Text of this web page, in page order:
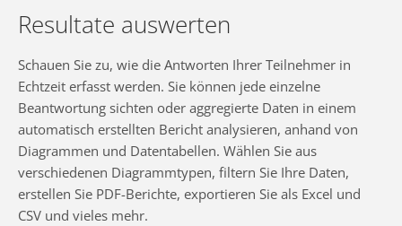
Resultate auswerten
Schauen Sie zu, wie die Antworten Ihrer Teilnehmer in
Echtzeit erfasst werden. Sie können jede einzelne
Beantwortung sichten oder aggregierte Daten in einem
automatisch erstellten Bericht analysieren, anhand von
Diagrammen und Datentabellen. Wählen Sie aus
verschiedenen Diagrammtypen, filtern Sie Ihre Daten,
erstellen Sie PDF-Berichte, exportieren Sie als Excel und
CSV und vieles mehr.